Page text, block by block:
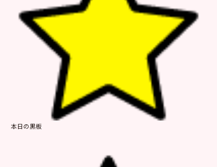
本日の黒板